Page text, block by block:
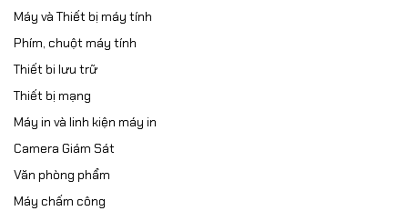
Máy và Thiết bị máy tính
Phím, chuột máy tính
Thiết bi lưu trữ
Thiết bị mạng
Máy in và linh kiện máy in
Camera Giám Sát
Văn phòng phẩm
Máy chấm công